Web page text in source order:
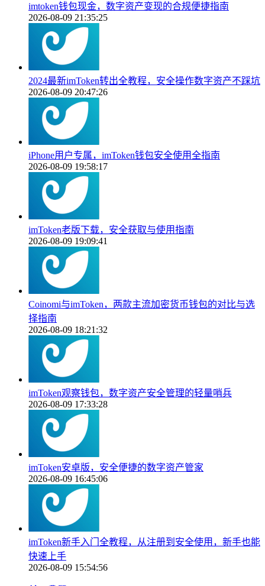
imtoken钱包现金，数字资产变现的合规便捷指南
2026-08-09 21:35:25
2024最新imToken转出全教程，安全操作数字资产不踩坑
2026-08-09 20:47:26
iPhone用户专属，imToken钱包安全使用全指南
2026-08-09 19:58:17
imToken老版下载，安全获取与使用指南
2026-08-09 19:09:41
Coinomi与imToken，两款主流加密货币钱包的对比与选
择指南
2026-08-09 18:21:32
imToken观察钱包，数字资产安全管理的轻量哨兵
2026-08-09 17:33:28
imToken安卓版，安全便捷的数字资产管家
2026-08-09 16:45:06
imToken新手入门全教程，从注册到安全使用，新手也能
快速上手
2026-08-09 15:54:56